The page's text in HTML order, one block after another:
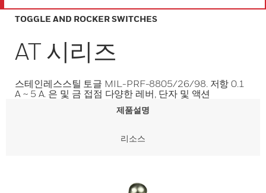
TOGGLE AND ROCKER SWITCHES
AT 시리즈
스테인레스스틸 토글 MIL-PRF-8805/26/98. 저항 0.1
A ~ 5 A. 은 및 금 접점 다양한 레버, 단자 및 액션
제품설명
리소스